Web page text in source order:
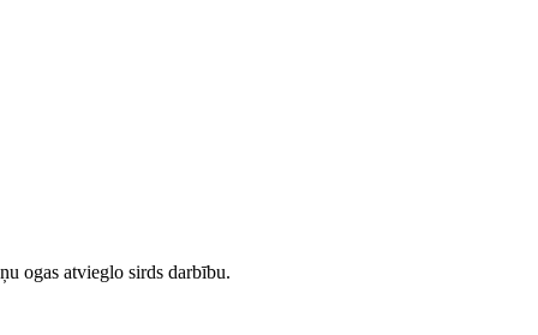
ogas atvieglo sirds darbību.